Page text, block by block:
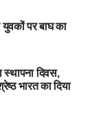
पर बाघ का
स्थापना दिवस,
भारत का दिया